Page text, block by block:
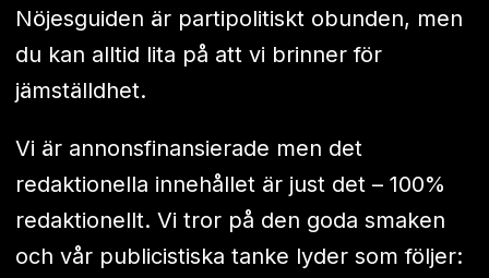
Nöjesguiden är partipolitiskt obunden, men
du kan alltid lita på att vi brinner för
jämställdhet.
Vi är annonsfinansierade men det
redaktionella innehållet är just det – 100%
redaktionellt. Vi tror på den goda smaken
och vår publicistiska tanke lyder som följer: